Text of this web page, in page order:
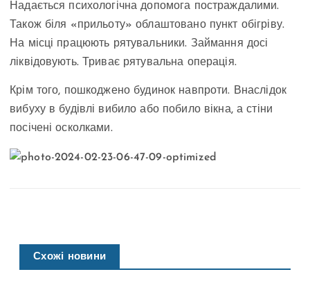
Надається психологічна допомога постраждалими.
Також біля «прильоту» облаштовано пункт обігріву.
На місці працюють рятувальники. Займання досі
ліквідовують. Триває рятувальна операція.
Крім того, пошкоджено будинок навпроти. Внаслідок
вибуху в будівлі вибило або побило вікна, а стіни
посічені осколками.
Схожі новини